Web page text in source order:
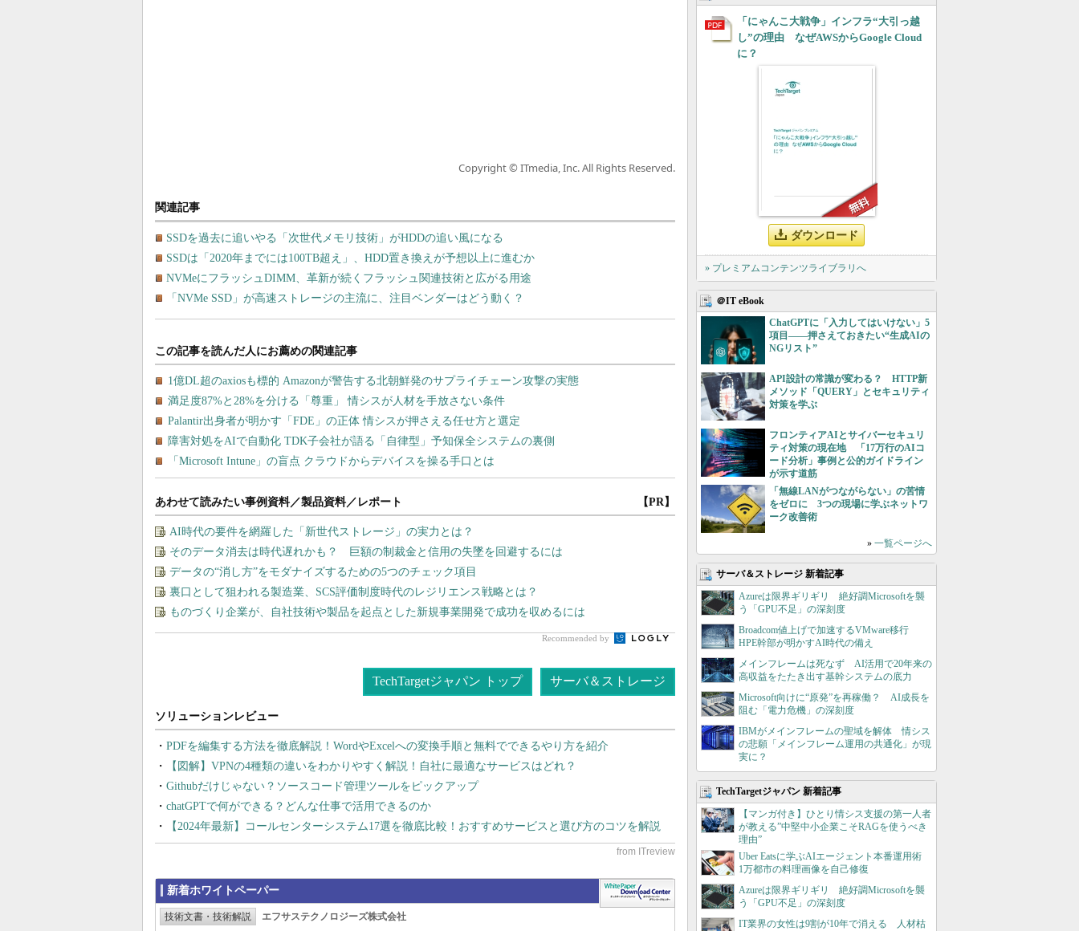
Copyright © ITmedia, Inc. All Rights Reserved.
関連記事
SSDを過去に追いやる「次世代メモリ技術」がHDDの追い風になる
SSDは「2020年までには100TB超え」、HDD置き換えが予想以上に進むか
NVMeにフラッシュDIMM、革新が続くフラッシュ関連技術と広がる用途
「NVMe SSD」が高速ストレージの主流に、注目ベンダーはどう動く？
あわせて読みたい事例資料／製品資料／レポート 【PR】
AI時代の要件を網羅した「新世代ストレージ」の実力とは？
そのデータ消去は時代遅れかも？ 巨額の制裁金と信用の失墜を回避するには
データの“消し方”をモダナイズするための5つのチェック項目
裏口として狙われる製造業、SCS評価制度時代のレジリエンス戦略とは？
ものづくり企業が、自社技術や製品を起点とした新規事業開発で成功を収めるには
Recommended by
TechTargetジャパン トップ サーバ＆ストレージ
PDFを編集する方法を徹底解説！WordやExcelへの変換手順と無料でできるやり方を紹介
【図解】VPNの4種類の違いをわかりやすく解説！自社に最適なサービスはどれ？
Githubだけじゃない？ソースコード管理ツールをピックアップ
chatGPTで何ができる？どんな仕事で活用できるのか
【2024年最新】コールセンターシステム17選を徹底比較！おすすめサービスと選び方のコツを解説
新着ホワイトペーパー
技術文書・技術解説 エフサステクノロジーズ株式会社
「にゃんこ大戦争」インフラ“大引っ越
し”の理由 なぜAWSからGoogle Cloud
に？
ダウンロード
» プレミアムコンテンツライブラリへ
＠IT eBook
ChatGPTに「入力してはいけない」5
項目――押さえておきたい“生成AIの
NGリスト”
API設計の常識が変わる？ HTTP新
メソッド「QUERY」とセキュリティ
対策を学ぶ
フロンティアAIとサイバーセキュリ
ティ対策の現在地 「17万行のAIコ
ード分析」事例と公的ガイドライン
が示す道筋
「無線LANがつながらない」の苦情
をゼロに 3つの現場に学ぶネットワ
ーク改善術
» 一覧ページへ
サーバ＆ストレージ 新着記事
Azureは限界ギリギリ 絶好調Microsoftを襲
う「GPU不足」の深刻度
Broadcom値上げで加速するVMware移行
HPE幹部が明かすAI時代の備え
メインフレームは死なず AI活用で20年来の
高収益をたたき出す基幹システムの底力
Microsoft向けに“原発”を再稼働？ AI成長を
阻む「電力危機」の深刻度
IBMがメインフレームの聖域を解体 情シス
の悲願「メインフレーム運用の共通化」が現
実に？
TechTargetジャパン 新着記事
【マンガ付き】ひとり情シス支援の第一人者
が教える”中堅中小企業こそRAGを使うべき
理由”
Uber Eatsに学ぶAIエージェント本番運用術
1万都市の料理画像を自己修復
Azureは限界ギリギリ 絶好調Microsoftを襲
う「GPU不足」の深刻度
IT業界の女性は9割が10年で消える 人材枯